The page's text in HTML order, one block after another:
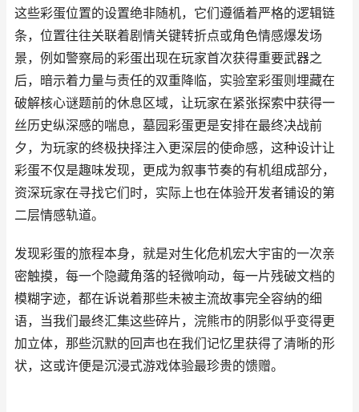
这些彩蛋位置的设置绝非随机，它们遵循着严格的逻辑链
条，位置往往关联着剧情关键转折点或角色情感爆发场
景，例如警察局的彩蛋出现在玩家首次获得重要武器之
后，暗示着力量与责任的双重降临，实验室彩蛋则埋藏在
破解核心谜题前的休息区域，让玩家在紧张探索中获得一
丝历史纵深感的喘息，墓园彩蛋更是安排在最终决战前
夕，为玩家的终极抉择注入更深层的使命感，这种设计让
彩蛋不仅是趣味发现，更成为叙事节奏的有机组成部分，
资深玩家在寻找它们时，实际上也在体验开发者铺设的第
二层情感轨道。
发现彩蛋的旅程本身，就是对生化危机宏大宇宙的一次亲
密触摸，每一个隐藏角落的轻微响动，每一片残破文档的
模糊字迹，都在诉说着那些未被主流故事完全容纳的细
语，当我们最终汇集这些碎片，浣熊市的阴影似乎变得更
加立体，那些沉默的回声也在我们记忆里获得了清晰的形
状，这或许便是沉浸式游戏体验最珍贵的馈赠。